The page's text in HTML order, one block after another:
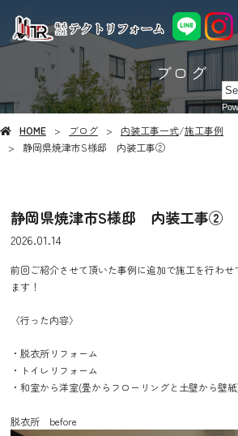
ブログ
HOME ブログ 内装工事一式/施工事例
静岡県焼津市S様邸 内装工事②
静岡県焼津市S様邸 内装工事②
2026.01.14
前回ご紹介させて頂いた事例に追加で施工を行わせ
ます！
〈行った内容〉
・脱衣所リフォーム
・トイレリフォーム
・和室から洋室(畳からフローリングと土壁から壁